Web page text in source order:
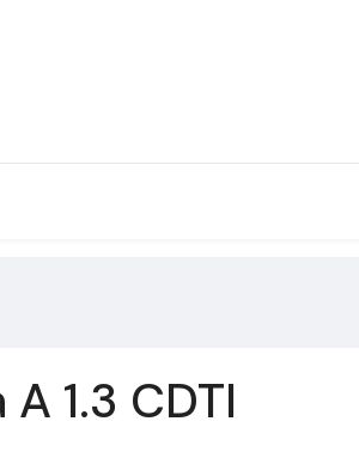
1.3 CDTI